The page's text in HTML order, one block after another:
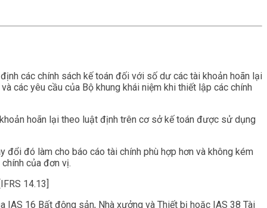
các chính sách kế toán đối với số dư các tài khoản hoãn lại
các yêu cầu của Bộ khung khái niệm khi thiết lập các chính
hoãn lại theo luật định trên cơ sở kế toán được sử dụng
đó làm cho báo cáo tài chính phù hợp hơn và không kém
của đơn vị.
14.13]
16 Bất động sản, Nhà xưởng và Thiết bị hoặc IAS 38 Tài